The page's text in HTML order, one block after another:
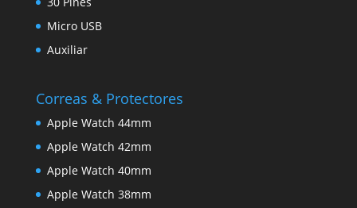
Micro USB
Auxiliar
Correas & Protectores
Apple Watch 44mm
Apple Watch 42mm
Apple Watch 40mm
Apple Watch 38mm